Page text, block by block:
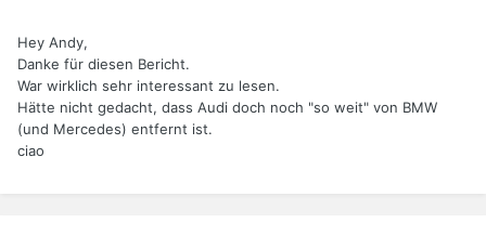
Hey Andy,
Danke für diesen Bericht.
War wirklich sehr interessant zu lesen.
Hätte nicht gedacht, dass Audi doch noch "so weit" von BMW
(und Mercedes) entfernt ist.
ciao